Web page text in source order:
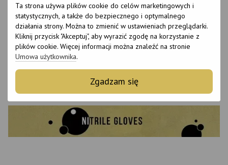
Ta strona używa plików cookie do celów marketingowych i
statystycznych, a także do bezpiecznego i optymalnego
działania strony. Można to zmienić w ustawieniach przeglądarki.
Kliknij przycisk "Akceptuj", aby wyrazić zgodę na korzystanie z
plików cookie. Więcej informacji można znaleźć na stronie
Umowa użytkownika.
Zgadzam się
6
6
Nitrile gloves Nitritek 100 pcs./up
€8